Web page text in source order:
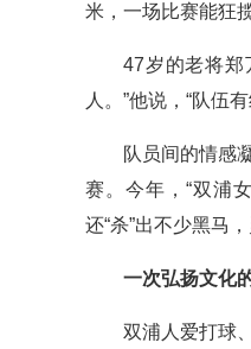
米，一场比赛能狂
47岁的老将郑
人。”他说，“队伍
队员间的情感
赛。今年，“双浦
还“杀”出不少黑马
一次弘扬文化
双浦人爱打球